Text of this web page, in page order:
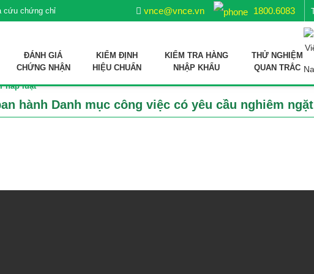
cứu chứng chỉ vnce@vnce.vn 1800.6083
ĐÁNH GIÁ
CHỨNG NHẬN
KIỂM ĐỊNH
HIỆU CHUẨN
KIỂM TRA HÀNG
NHẬP KHẨU
THỬ NGHIỆM
QUAN TRẮC
luật
hành Danh mục công việc có yêu cầu nghiêm